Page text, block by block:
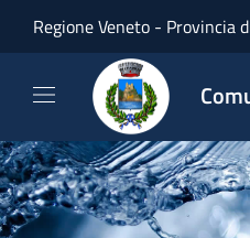
Regione Veneto - Provincia